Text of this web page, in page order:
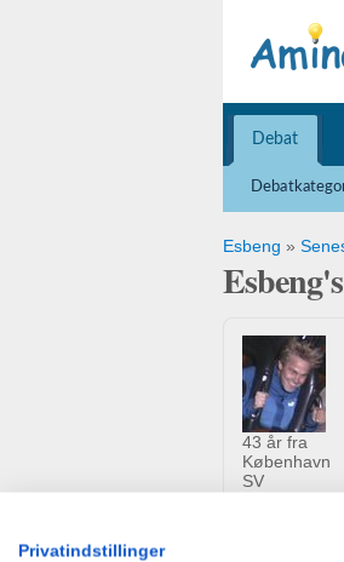
Debat
Esbeng »
43 år fra
København
SV
Privatindstillinger